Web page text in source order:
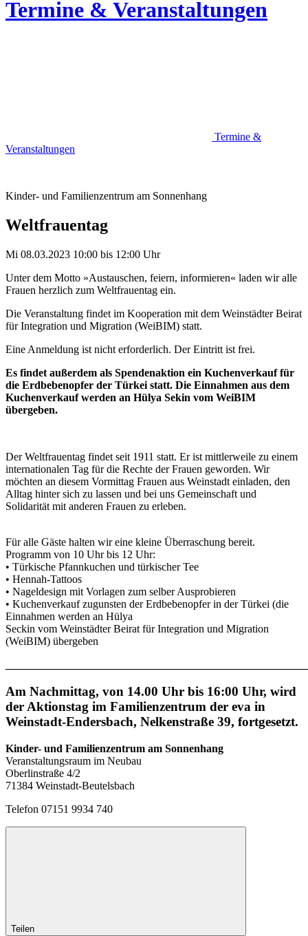
Termine & Veranstaltungen
Termine &
Veranstaltungen
Kinder- und Familienzentrum am Sonnenhang
Weltfrauentag
Mi 08.03.2023 10:00 bis 12:00 Uhr
Unter dem Motto »Austauschen, feiern, informieren« laden wir alle
Frauen herzlich zum Weltfrauentag ein.
Die Veranstaltung findet im Kooperation mit dem Weinstädter Beirat
für Integration und Migration (WeiBIM) statt.
Eine Anmeldung ist nicht erforderlich. Der Eintritt ist frei.
Es findet außerdem als Spendenaktion ein Kuchenverkauf für
die Erdbebenopfer der Türkei statt. Die Einnahmen aus dem
Kuchenverkauf werden an Hülya Sekin vom WeiBIM
übergeben.
Der Weltfrauentag findet seit 1911 statt. Er ist mittlerweile zu einem
internationalen Tag für die Rechte der Frauen geworden. Wir
möchten an diesem Vormittag Frauen aus Weinstadt einladen, den
Alltag hinter sich zu lassen und bei uns Gemeinschaft und
Solidarität mit anderen Frauen zu erleben.
Für alle Gäste halten wir eine kleine Überraschung bereit.
Programm von 10 Uhr bis 12 Uhr:
• Türkische Pfannkuchen und türkischer Tee
• Hennah-Tattoos
• Nageldesign mit Vorlagen zum selber Ausprobieren
• Kuchenverkauf zugunsten der Erdbebenopfer in der Türkei (die
Einnahmen werden an Hülya
Seckin vom Weinstädter Beirat für Integration und Migration
(WeiBIM) übergeben
Am Nachmittag, von 14.00 Uhr bis 16:00 Uhr, wird
der Aktionstag im Familienzentrum der eva in
Weinstadt-Endersbach, Nelkenstraße 39, fortgesetzt.
Kinder- und Familienzentrum am Sonnenhang
Veranstaltungsraum im Neubau
Oberlinstraße 4/2
71384 Weinstadt-Beutelsbach
Telefon 07151 9934 740
Teilen